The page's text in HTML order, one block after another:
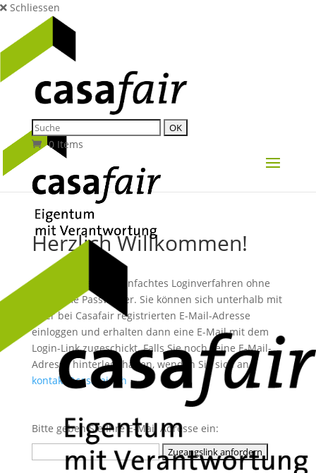
Schliessen
0 Items
Herzlich Willkommen!
Wir nutzen ein vereinfachtes Loginverfahren ohne
mühsame Passwörter. Sie können sich unterhalb mit
Ihrer bei Casafair registrierten E-Mail-Adresse
einloggen und erhalten dann eine E-Mail mit dem
Login-Link zugeschickt. Falls Sie noch keine E-Mail-
Adresse hinterlegt haben, wenden Sie sich an
kontakt@casafair.ch
Bitte geben Sie Ihre E-Mail Adresse ein: